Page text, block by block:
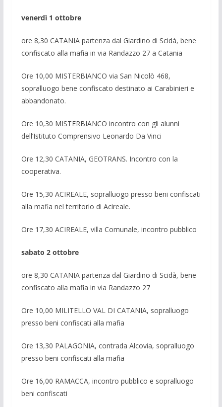
venerdì 1 ottobre
ore 8,30 CATANIA partenza dal Giardino di Scidà, bene
confiscato alla mafia in via Randazzo 27 a Catania
Ore 10,00 MISTERBIANCO via San Nicolò 468,
sopralluogo bene confiscato destinato ai Carabinieri e
abbandonato.
Ore 10,30 MISTERBIANCO incontro con gli alunni
dell’Istituto Comprensivo Leonardo Da Vinci
Ore 12,30 CATANIA, GEOTRANS. Incontro con la
cooperativa.
Ore 15,30 ACIREALE, sopralluogo presso beni confiscati
alla mafia nel territorio di Acireale.
Ore 17,30 ACIREALE, villa Comunale, incontro pubblico
sabato 2 ottobre
ore 8,30 CATANIA partenza dal Giardino di Scidà, bene
confiscato alla mafia in via Randazzo 27
Ore 10,00 MILITELLO VAL DI CATANIA, sopralluogo
presso beni confiscati alla mafia
Ore 13,30 PALAGONIA, contrada Alcovia, sopralluogo
presso beni confiscati alla mafia
Ore 16,00 RAMACCA, incontro pubblico e sopralluogo
beni confiscati